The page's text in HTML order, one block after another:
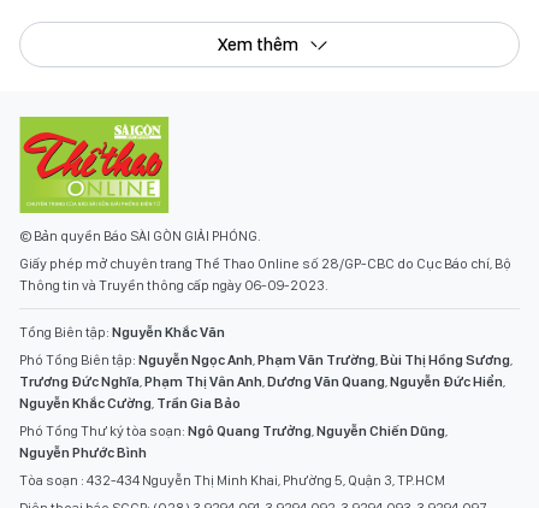
Xem thêm
© Bản quyền Báo SÀI GÒN GIẢI PHÓNG.
Giấy phép mở chuyên trang Thể Thao Online số 28/GP-CBC do Cục Báo chí, Bộ
Thông tin và Truyền thông cấp ngày 06-09-2023.
Tổng Biên tập: Nguyễn Khắc Văn
Phó Tổng Biên tập: Nguyễn Ngọc Anh,Phạm Văn Trường,Bùi Thị Hồng Sương,
Trương Đức Nghĩa,Phạm Thị Vân Anh,Dương Văn Quang,Nguyễn Đức Hiển,
Nguyễn Khắc Cường, Trần Gia Bảo
Phó Tổng Thư ký tòa soạn: Ngô Quang Trưởng,Nguyễn Chiến Dũng,
Nguyễn Phước Bình
Tòa soạn : 432-434 Nguyễn Thị Minh Khai, Phường 5, Quận 3, TP.HCM